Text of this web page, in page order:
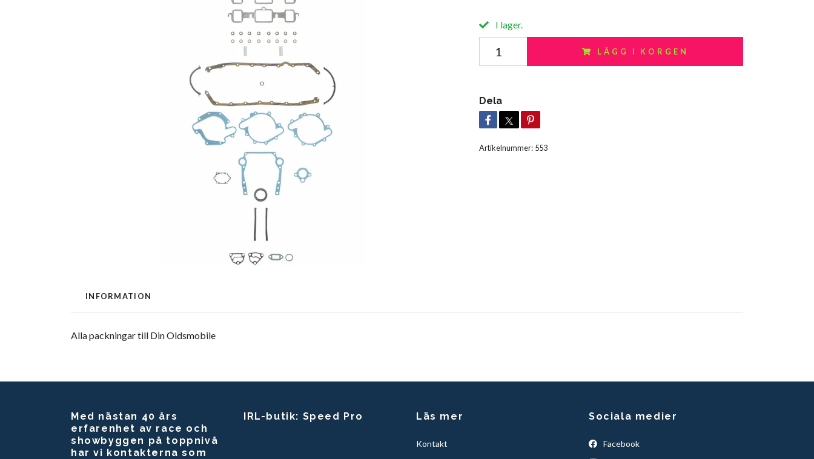
I lager.
LÄGG I KORGEN
Dela
Artikelnummer: 553
INFORMATION
Alla packningar till Din Oldsmobile
Med nästan 40 års
erfarenhet av race och
showbyggen på toppnivå
har vi kontakterna som
IRL-butik: Speed Pro Läs mer
Kontakt
Sociala medier
Facebook